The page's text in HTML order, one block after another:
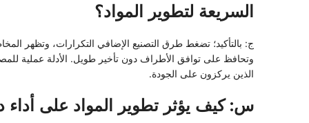
السريعة لتطوير المواد؟
ج: بالتأكيد؛ تضغط طرق التصنيع الإضافي التكرارات، وتظهر
وتحافظ على توافق الأطراف دون تأخير طويل. الأدلة عملية
الذين يركزون على الجودة.
س: كيف يؤثر تطوير المواد على أداء